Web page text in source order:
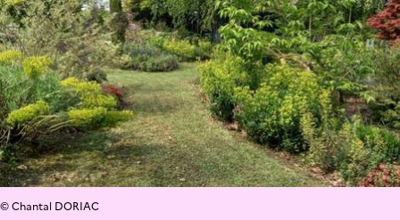
© Chantal DORIAC